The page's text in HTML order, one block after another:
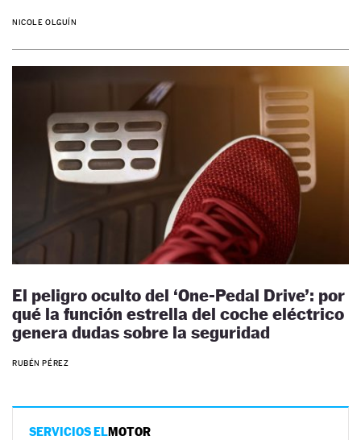
NICOLE OLGUÍN
El peligro oculto del ‘One-Pedal Drive’: por
qué la función estrella del coche eléctrico
genera dudas sobre la seguridad
RUBÉN PÉREZ
SERVICIOS ELMOTOR